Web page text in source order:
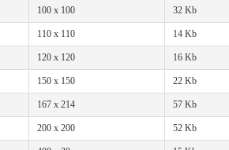
100 x 100 32 Kb
110 x 110 14 Kb
120 x 120 16 Kb
150 x 150 22 Kb
167 x 214 57 Kb
200 x 200 52 Kb